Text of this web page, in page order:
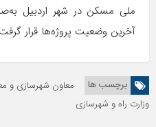
ملی مسکن در شهر اردبیل
آخرین وضعیت پروژه‌ها قرار
برچسب ها معاون شهرسازی و
وزارت راه و شهرسازی